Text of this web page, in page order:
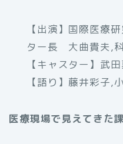
【出演】国際医療
ター長 大曲貴夫,
【キャスター】武
【語り】藤井彩子,
医療現場で見えてきた